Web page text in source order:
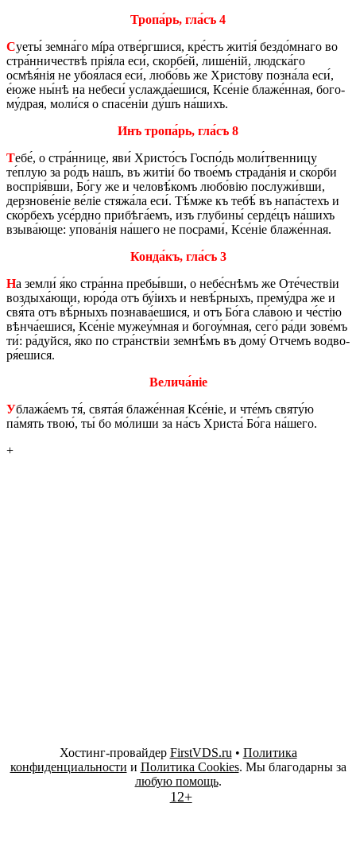
Тро­па́рь, гла́съ 4
Суеты́ зем­на́­го мíра отве́рг­ши­ся, кре́стъ житія́ без­до́м­на­го во
стра́н­ни­че­ствѣ прія́ла еси́, скор­бе́й, ли­ше́ній, люд­ска́­го
осмѣя́нія не убоя́лася еси́, лю­бо́вь же Хри­сто́ву по­зна́­ла еси́,
е́юже ны́нѣ на не­бе­си́ усла­жда́­е­ши­ся, Ксе́ніе бла­же́н­ная, бо­го­
му́­драя, мо­ли́ся о спа­се́ніи ду́шъ на́­шихъ.
Инъ тро­па́рь, гла́съ 8
Тебе́, о стра́н­ни­це, яви́ Хри­сто́съ Го­спо́дь мо­ли́­твен­ни­цу
те́плую за ро́дъ на́шъ, въ жи­тіи́ бо тво­е́мъ стра­да́нія и ско́р­би
вос­прія́вши, Бо́гу же и че­ло­вѣ́­комъ лю­бо́­вію по­слу­жи́в­ши,
дер­зно­ве́ніе ве́ліе стяжа́ла еси́. Тѣ́м­же къ тебѣ́ въ на­па́­стехъ и
ско́р­бехъ усе́рд­но при­бѣ­га́­емъ, изъ глу­би­ны́ сер­де́цъ на́­шихъ
взы­ва́­ю­ще: упо­ва́нія на́­ше­го не по­сра­ми́, Ксе́ніе бла­же́н­ная.
Кон­да́къ, гла́съ 3
На зе­мли́ я́ко стра́н­на пре­бы́в­ши, о не­бе́с­нѣмъ же Оте́­че­ствіи
воз­ды­ха́­ю­щи, юро́­да отъ бу́іихъ и не­вѣ́р­ныхъ, пре­му́­дра же и
свя́та отъ вѣ́р­ныхъ по­зна­ва́­е­ши­ся, и отъ Бо́га сла́­вою и че́­стію
вѣн­ча́­е­ши­ся, Ксе́ніе мужеу́м­ная и бо­гоу́м­ная, сего́ ра́ди зо­ве́мъ
ти́: ра́дуй­ся, я́ко по стра́н­ствіи зем­нѣ́мъ въ дому́ От­чемъ во­дво­
ря́ешися.
Ве­ли­ча́­ніе
Убла­жа́­емъ тя́, свята́я бла­же́н­ная Ксе́ніе, и чте́мъ святу́ю
па́мять твою́, ты́ бо мо́­ли­ши за на́съ Хри­ста́ Бо́га на́­ше­го.
+
Хостинг-провайдер FirstVDS.ru • Политика
конфиденциальности и Политика Cookies. Мы благодарны за
любую помощь.
12+